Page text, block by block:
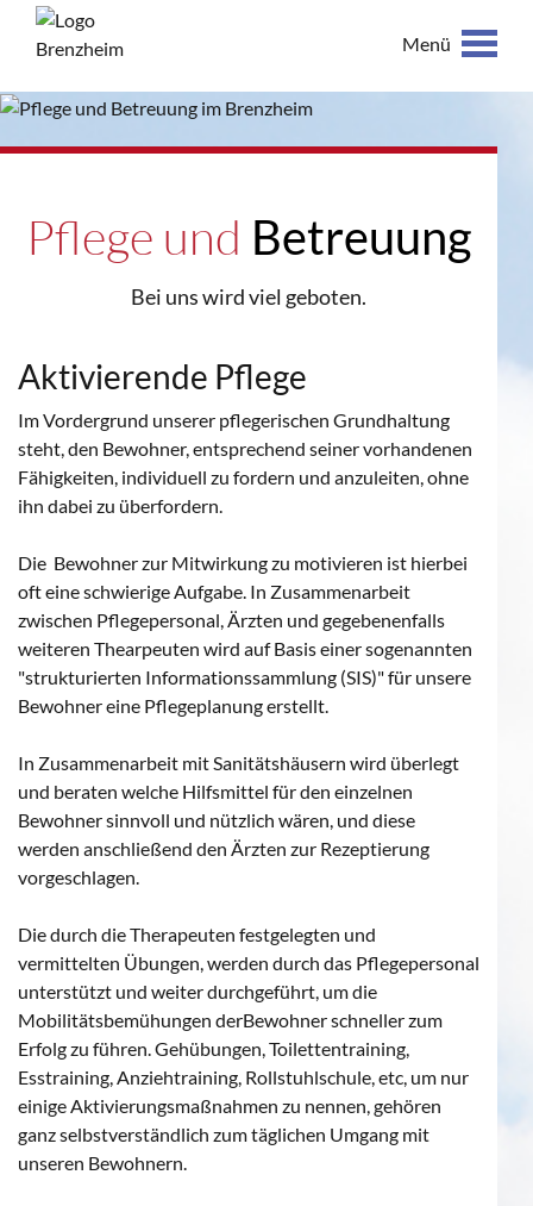
Menü
Pflege und Betreuung
Bei uns wird viel geboten.
Aktivierende Pflege
Im Vordergrund unserer pflegerischen Grundhaltung
steht, den Bewohner, entsprechend seiner vorhandenen
Fähigkeiten, individuell zu fordern und anzuleiten, ohne
ihn dabei zu überfordern.
Die Bewohner zur Mitwirkung zu motivieren ist hierbei
oft eine schwierige Aufgabe. In Zusammenarbeit
zwischen Pflegepersonal, Ärzten und gegebenenfalls
weiteren Thearpeuten wird auf Basis einer sogenannten
"strukturierten Informationssammlung (SIS)" für unsere
Bewohner eine Pflegeplanung erstellt.
In Zusammenarbeit mit Sanitätshäusern wird überlegt
und beraten welche Hilfsmittel für den einzelnen
Bewohner sinnvoll und nützlich wären, und diese
werden anschließend den Ärzten zur Rezeptierung
vorgeschlagen.
Die durch die Therapeuten festgelegten und
vermittelten Übungen, werden durch das Pflegepersonal
unterstützt und weiter durchgeführt, um die
Mobilitätsbemühungen derBewohner schneller zum
Erfolg zu führen. Gehübungen, Toilettentraining,
Esstraining, Anziehtraining, Rollstuhlschule, etc, um nur
einige Aktivierungsmaßnahmen zu nennen, gehören
ganz selbstverständlich zum täglichen Umgang mit
unseren Bewohnern.